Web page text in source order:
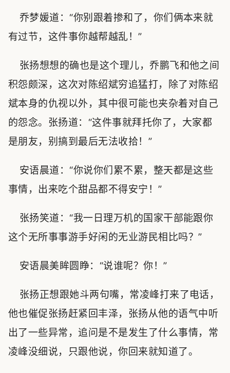
乔梦媛道：“你别跟着掺和了，你们俩本来就
有过节，这件事你越帮越乱！”
张扬想想的确也是这个理儿，乔鹏飞和他之间
积怨颇深，这次对陈绍斌穷追猛打，除了对陈绍
斌本身的仇视以外，其中很可能也夹杂着对自己
的怨念。张扬道：“这件事就拜托你了，大家都
是朋友，别搞到最后无法收拾！”
安语晨道：“你说你们累不累，整天都是这些
事情，出来吃个甜品都不得安宁！”
张扬笑道：“我一日理万机的国家干部能跟你
这个无所事事游手好闲的无业游民相比吗？”
安语晨美眸圆睁：“说谁呢？你！”
张扬正想跟她斗两句嘴，常凌峰打来了电话，
他也催促张扬赶紧回丰泽，张扬从他的语气中听
出了一些异常，追问是不是发生了什么事情，常
凌峰没细说，只跟他说，你回来就知道了。